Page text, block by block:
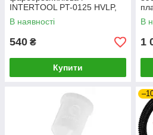
INTERTOOL PT-0125 HVLP,
форсунка 2.5 мм, верхній
пластиковий бачок 600мл,
В наявності
540 ₴
Купити
хв,
В
1